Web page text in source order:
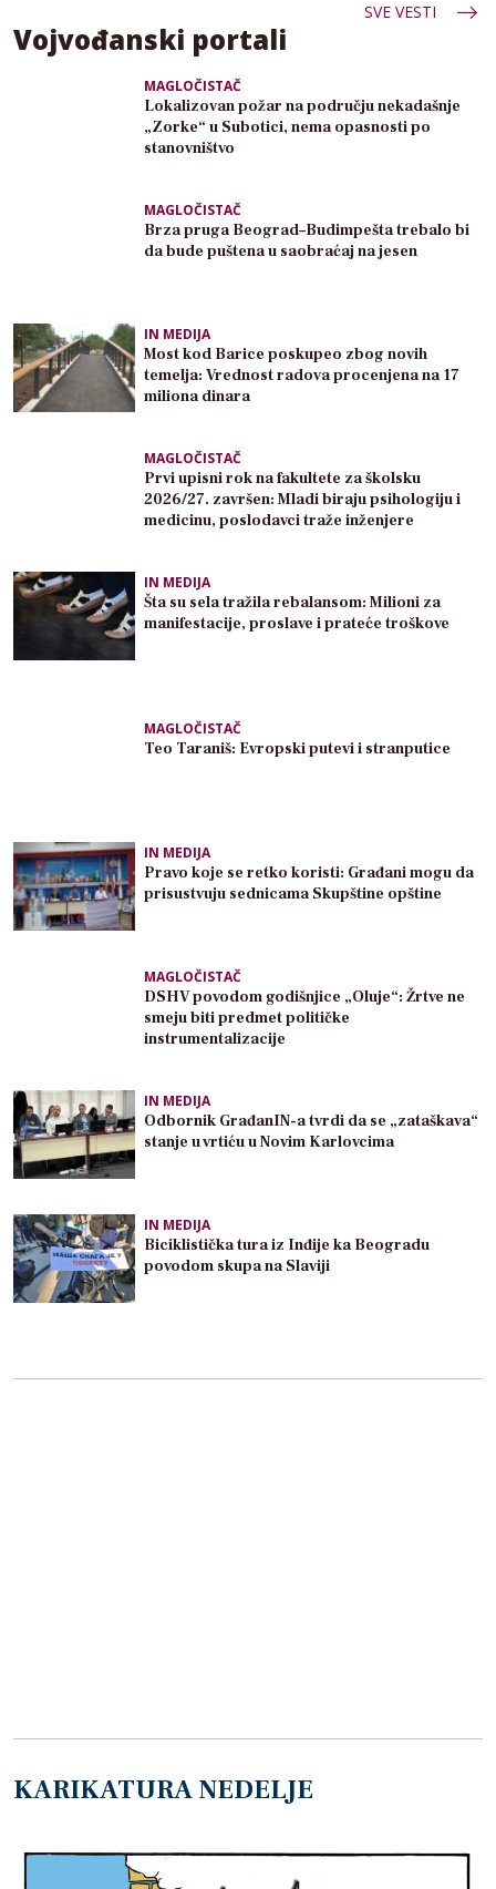
SVE VESTI
Vojvođanski portali
MAGLOČISTAČ
Lokalizovan požar na području nekadašnje
„Zorke“ u Subotici, nema opasnosti po
stanovništvo
MAGLOČISTAČ
Brza pruga Beograd–Budimpešta trebalo bi
da bude puštena u saobraćaj na jesen
IN MEDIJA
Most kod Barice poskupeo zbog novih
temelja: Vrednost radova procenjena na 17
miliona dinara
MAGLOČISTAČ
Prvi upisni rok na fakultete za školsku
2026/27. završen: Mladi biraju psihologiju i
medicinu, poslodavci traže inženjere
IN MEDIJA
Šta su sela tražila rebalansom: Milioni za
manifestacije, proslave i prateće troškove
MAGLOČISTAČ
Teo Taraniš: Evropski putevi i stranputice
IN MEDIJA
Pravo koje se retko koristi: Građani mogu da
prisustvuju sednicama Skupštine opštine
MAGLOČISTAČ
DSHV povodom godišnjice „Oluje“: Žrtve ne
smeju biti predmet političke
instrumentalizacije
IN MEDIJA
Odbornik GrađanIN-a tvrdi da se „zataškava“
stanje u vrtiću u Novim Karlovcima
IN MEDIJA
Biciklistička tura iz Inđije ka Beogradu
povodom skupa na Slaviji
KARIKATURA NEDELJE